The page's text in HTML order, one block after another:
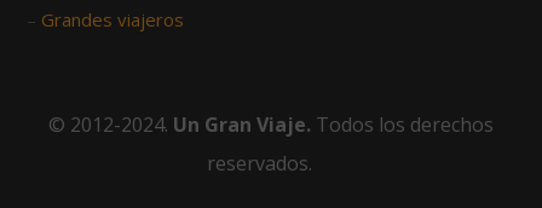
– Grandes viajeros
© 2012-2024. Un Gran Viaje. Todos los derechos
reservados.